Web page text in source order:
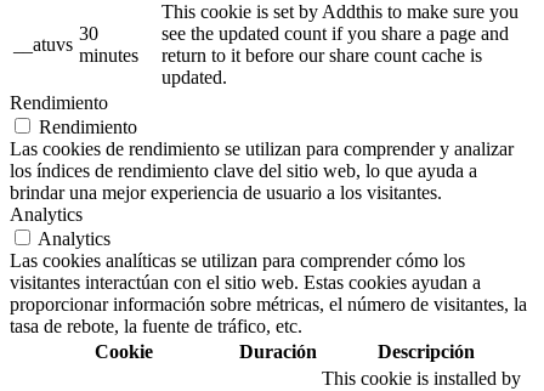
__atuvs
30
minutes
This cookie is set by Addthis to make sure you
see the updated count if you share a page and
return to it before our share count cache is
updated.
Rendimiento
Rendimiento
Las cookies de rendimiento se utilizan para comprender y analizar
los índices de rendimiento clave del sitio web, lo que ayuda a
brindar una mejor experiencia de usuario a los visitantes.
Analytics
Analytics
Las cookies analíticas se utilizan para comprender cómo los
visitantes interactúan con el sitio web. Estas cookies ayudan a
proporcionar información sobre métricas, el número de visitantes, la
tasa de rebote, la fuente de tráfico, etc.
Cookie
Duración Descripción
This cookie is installed by